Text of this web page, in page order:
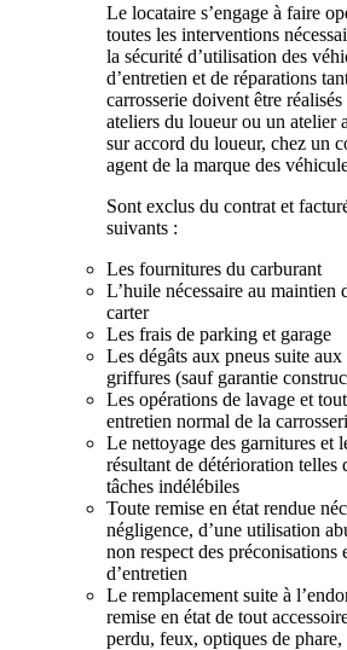
Le locataire s’engage à faire
toutes les interventions
la sécurité d’utilisation des
d’entretien et de réparations
carrosserie doivent être
ateliers du loueur ou un
sur accord du loueur, chez un
agent de la marque des
Sont exclus du contrat et
suivants :
Les fournitures du carburant
L’huile nécessaire au maintien
carter
Les frais de parking et garage
Les dégâts aux pneus suite
griffures (sauf garantie
Les opérations de lavage et
entretien normal de la
Le nettoyage des garnitures et
résultant de détérioration telles
tâches indélébiles
Toute remise en état rendue
négligence, d’une utilisation
non respect des préconisations
d’entretien
Le remplacement suite à
remise en état de tout
perdu, feux, optiques de